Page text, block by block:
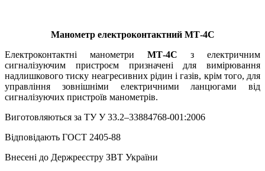
Манометр електроконтактний МТ-4С
Електроконтактні манометри МТ-4С з електричним
сигналізуючим пристроєм призначені для вимірювання
надлишкового тиску неагресивних рідин і газів, крім того, для
управління зовнішніми електричними ланцюгами від
сигналізуючих пристроїв манометрів.
Виготовляються за ТУ У 33.2–33884768-001:2006
Відповідають ГОСТ 2405-88
Внесені до Держреєстру ЗВТ України